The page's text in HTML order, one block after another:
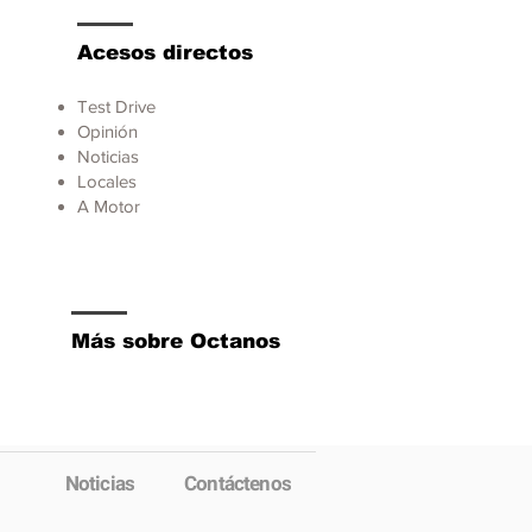
Acesos directos
Test Drive
Opinión
Noticias
Locales
A Motor
Más sobre Octanos
Noticias Contáctenos